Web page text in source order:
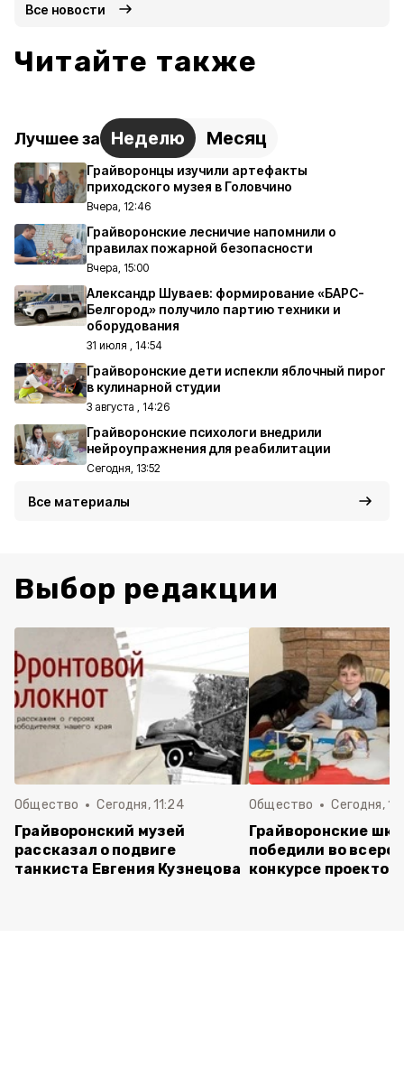
Все новости
Читайте также
Лучшее за Неделю Месяц
Грайворонцы изучили артефакты
приходского музея в Головчино
Вчера, 12:46
Грайворонские лесничие напомнили о
правилах пожарной безопасности
Вчера, 15:00
Александр Шуваев: формирование «БАРС-
Белгород» получило партию техники и
оборудования
31 июля , 14:54
Грайворонские дети испекли яблочный пирог
в кулинарной студии
3 августа , 14:26
Грайворонские психологи внедрили
нейроупражнения для реабилитации
Сегодня, 13:52
Все материалы
Выбор редакции
Общество Сегодня, 11:24
Грайворонский музей
рассказал о подвиге
танкиста Евгения Кузнецова
Общество Сегодня,
Грайворонские
победили во
конкурсе проектов